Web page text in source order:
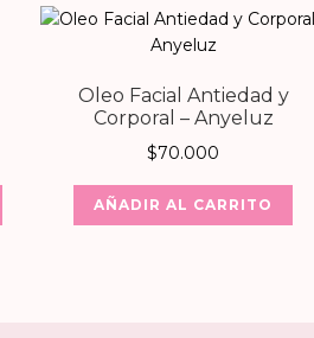
producto
Oleo Facial Antiedad y
Corporal – Anyeluz
$70.000
AÑADIR AL CARRITO